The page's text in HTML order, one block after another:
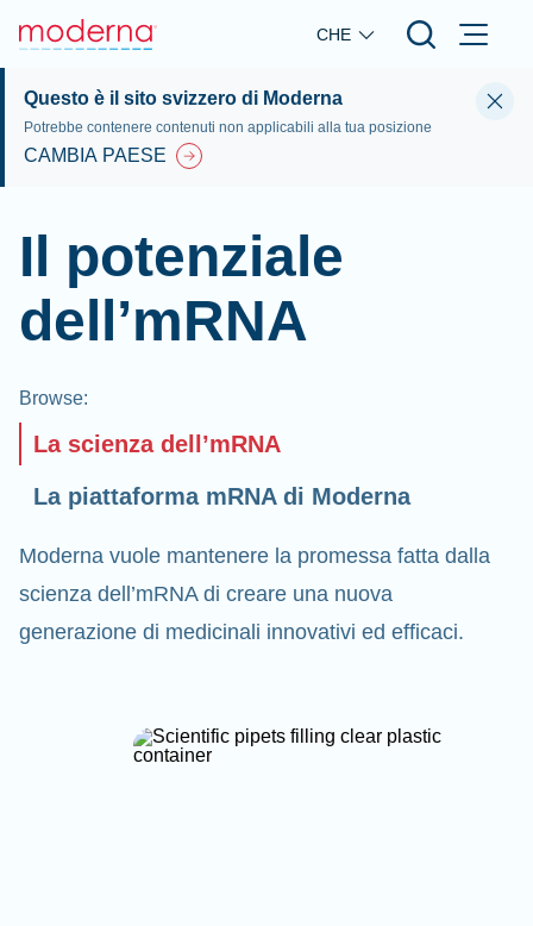
Skip to main content
CHE
Questo è il sito svizzero di Moderna
Potrebbe contenere contenuti non applicabili alla tua posizione
CAMBIA PAESE
Il potenziale
dell’mRNA
Browse:
La scienza dell’mRNA
La piattaforma mRNA di Moderna
Moderna vuole mantenere la promessa fatta dalla
scienza dell’mRNA di creare una nuova
generazione di medicinali innovativi ed efficaci.